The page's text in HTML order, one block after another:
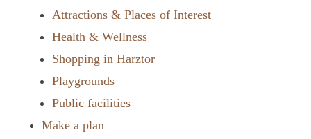
Attractions & Places of Interest
Health & Wellness
Shopping in Harztor
Playgrounds
Public facilities
Make a plan